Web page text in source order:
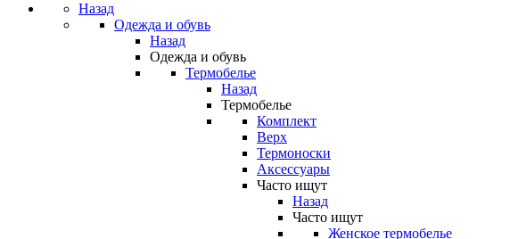
Назад
Одежда и обувь
Назад
Одежда и обувь
Термобелье
Назад
Термобелье
Комплект
Верх
Термоноски
Аксессуары
Часто ищут
Назад
Часто ищут
Женское термобелье